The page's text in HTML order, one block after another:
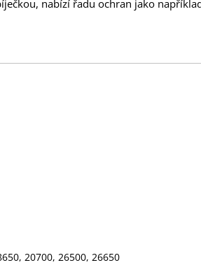
nabízí řadu ochran jako
20700, 26500, 26650